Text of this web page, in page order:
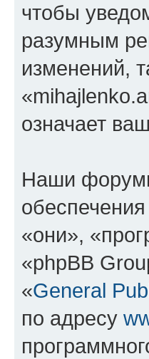
чтобы
разумным
изменений,
означает
Наши
«они»,
«phpBB
«General
по адресу